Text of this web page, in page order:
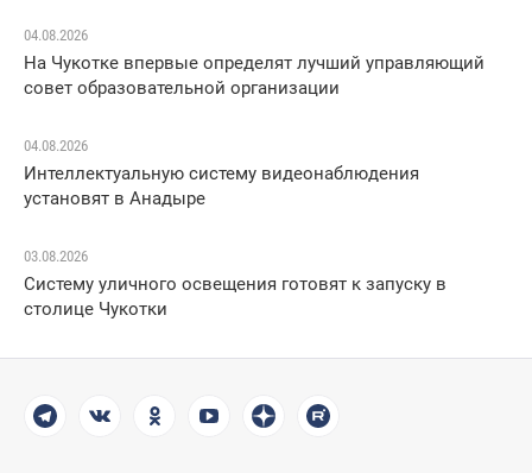
04.08.2026
На Чукотке впервые определят лучший управляющий
совет образовательной организации
04.08.2026
Интеллектуальную систему видеонаблюдения
установят в Анадыре
03.08.2026
Систему уличного освещения готовят к запуску в
столице Чукотки